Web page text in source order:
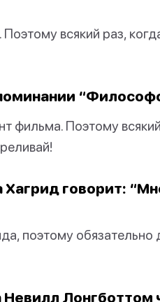
всякий раз,
фильма. Поэтому
говорит:
поэтому обязательно
Лонгботтом